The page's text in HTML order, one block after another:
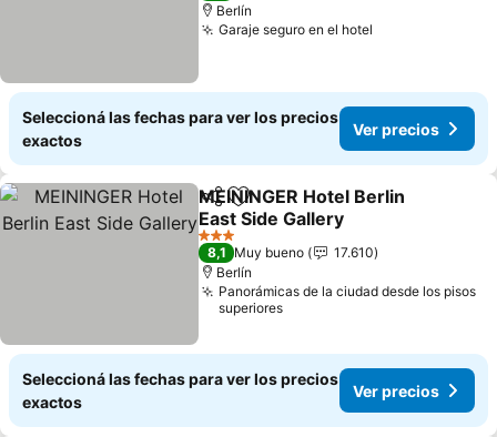
Berlín
Garaje seguro en el hotel
Seleccioná las fechas para ver los precios
exactos
Ver precios
CompartirAñadir a favoritos
MEININGER Hotel Berlin
East Side Gallery
3 Estrellas
8,1 Muy bueno
17.610
Berlín
Panorámicas de la ciudad desde los pisos
superiores
Seleccioná las fechas para ver los precios
exactos
Ver precios